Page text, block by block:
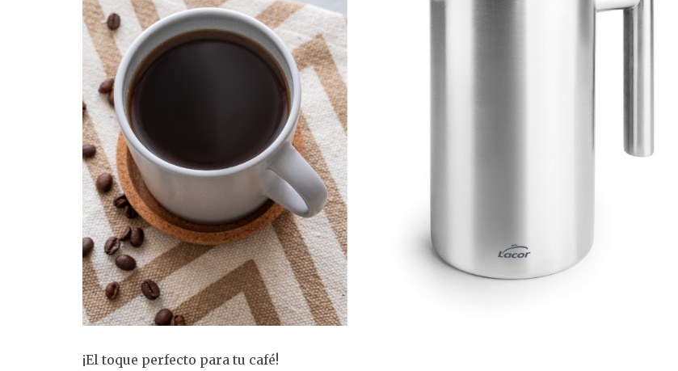
¡El toque perfecto para tu café!